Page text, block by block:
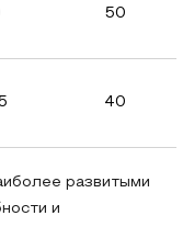
50
40
развитыми
и